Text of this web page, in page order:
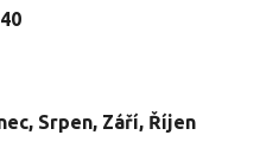
, Srpen, Září, Říjen